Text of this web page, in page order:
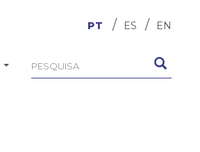
EN
ES
PT